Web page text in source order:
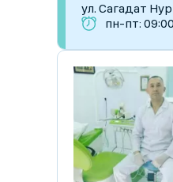
ул. Сагадат
пн-пт: